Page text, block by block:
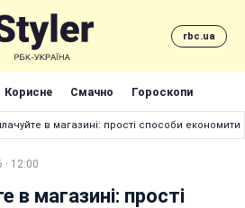
rbc.ua
Корисне Смачно Гороскопи
в магазині: прості способи
· 12:00
в магазині: прості